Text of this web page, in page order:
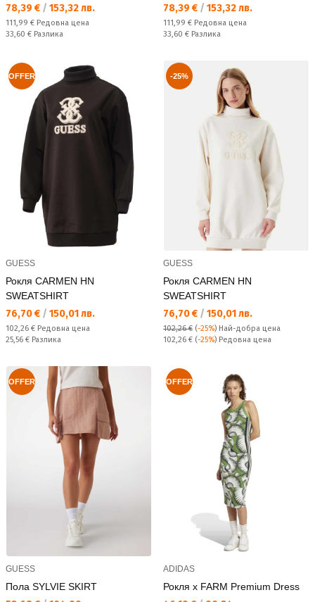
Текуща цена:
78,39 € / 153,32 лв.
Редовна цена:
111,99 € Редовна цена
Спестявате:
33,60 € Разлика
Текуща цена:
78,39 € / 153,32 лв.
Редовна цена:
111,99 € Редовна цена
Спестявате:
33,60 € Разлика
OFFER
GUESS
Рокля CARMEN HN
SWEATSHIRT
Текуща цена:
76,70 € / 150,01 лв.
Редовна цена:
102,26 € Редовна цена
Спестявате:
25,56 € Разлика
-25%
GUESS
Рокля CARMEN HN
SWEATSHIRT
Текуща цена:
76,70 € / 150,01 лв.
102,26 € (-25%) Най-добра цена
Редовна цена:
102,26 € (-25%) Редовна цена
OFFER
GUESS
Пола SYLVIE SKIRT
OFFER
ADIDAS
Рокля x FARM Premium Dress